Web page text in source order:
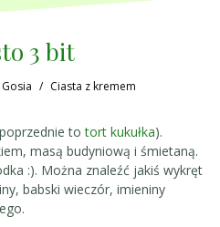
3 bit
Gosia Ciasta z kremem
totort kukułka).
masą budyniową i śmietaną.
:). Można znaleźć jakiś wykręt
babski wieczór, imieniny